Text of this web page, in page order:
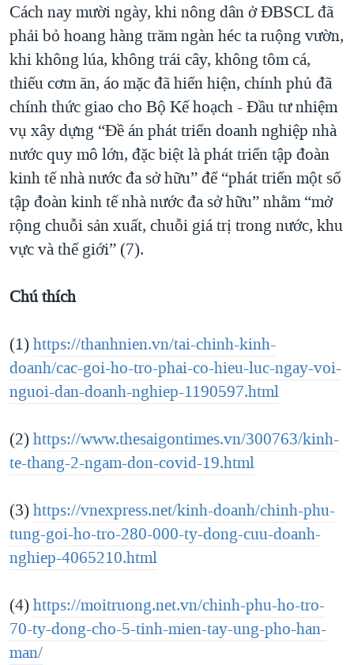
Cách nay mười ngày, khi nông dân ở ĐBSCL đã
phải bỏ hoang hàng trăm ngàn héc ta ruộng vườn,
khi không lúa, không trái cây, không tôm cá,
thiếu cơm ăn, áo mặc đã hiển hiện, chính phủ đã
chính thức giao cho Bộ Kế hoạch - Đầu tư nhiệm
vụ xây dựng “Đề án phát triển doanh nghiệp nhà
nước quy mô lớn, đặc biệt là phát triển tập đoàn
kinh tế nhà nước đa sở hữu” để “phát triển một số
tập đoàn kinh tế nhà nước đa sở hữu” nhằm “mở
rộng chuỗi sản xuất, chuỗi giá trị trong nước, khu
vực và thế giới” (7).
Chú thích
(1)https://thanhnien.vn/tai-chinh-kinh-
doanh/cac-goi-ho-tro-phai-co-hieu-luc-ngay-voi-
nguoi-dan-doanh-nghiep-1190597.html
(2)https://www.thesaigontimes.vn/300763/kinh-
te-thang-2-ngam-don-covid-19.html
(3)https://vnexpress.net/kinh-doanh/chinh-phu-
tung-goi-ho-tro-280-000-ty-dong-cuu-doanh-
nghiep-4065210.html
(4)https://moitruong.net.vn/chinh-phu-ho-tro-
70-ty-dong-cho-5-tinh-mien-tay-ung-pho-han-
man/